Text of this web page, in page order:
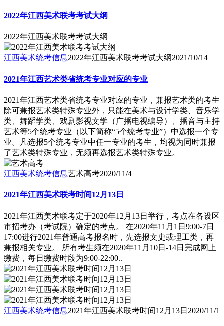
2022年江西美术联考考试大纲
2022年江西美术联考考试大纲
江西美术统考信息2022年江西美术联考考试大纲2021/10/14
2021年江西艺术类省统考专业对应的专业
2021年江西艺术类省统考专业对应的专业，兼报艺术类的考生
除可兼报艺术类特殊专业外，只能在美术与设计学类、音乐学
类、舞蹈学类、戏剧影视文学（广播电视编导）、播音与主持
艺术等5个统考专业（以下简称“5个统考专业”）中选报一个专
业。凡选报5个统考专业中任一专业的考生，均视为同时兼报
了艺术类特殊专业，无须再选报艺术类特殊专业。
江西美术统考信息艺术高考2020/11/4
2021年江西美术联考时间12月13日
2021年江西美术联考定于2020年12月13日举行，考点在各设区
市招考办（考试院）确定的考点。 在2020年11月1日9:00-7日
17:00进行2021年普通高考报名时，先选报文史或理工类，再
兼报相关专业。 所有考生须在2020年11月10日-14日完成网上
缴费，每日缴费时段为9:00-22:00..
江西美术统考信息2021年江西美术联考时间12月13日 2020/11/1